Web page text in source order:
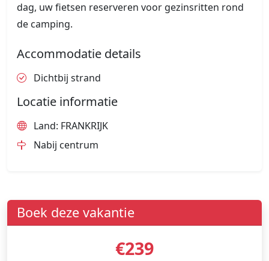
dag, uw fietsen reserveren voor gezinsritten rond
de camping.
Accommodatie details
Dichtbij strand
Locatie informatie
Land: FRANKRIJK
Nabij centrum
Boek deze vakantie
€239